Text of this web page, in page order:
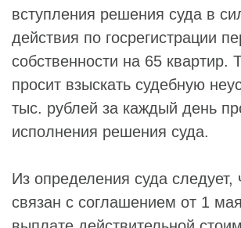
вступления решения суда в
действия по госрегистрации
собственности на 65 квартир.
просит взыскать судебную
тыс. рублей за каждый день
исполнения решения суда.
Из определения суда следует,
связан с соглашением от 1